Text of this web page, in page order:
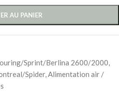
AU PANIER
Sprint/Berlina 2600/2000,
Spider,Alimentation air /